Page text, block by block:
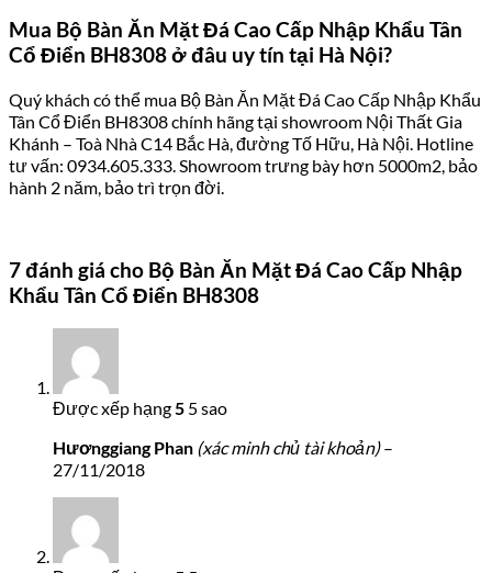
Mua Bộ Bàn Ăn Mặt Đá Cao Cấp Nhập Khẩu Tân
Cổ Điển BH8308 ở đâu uy tín tại Hà Nội?
Quý khách có thể mua Bộ Bàn Ăn Mặt Đá Cao Cấp Nhập Khẩu
Tân Cổ Điển BH8308 chính hãng tại showroom Nội Thất Gia
Khánh – Toà Nhà C14 Bắc Hà, đường Tố Hữu, Hà Nội. Hotline
tư vấn: 0934.605.333. Showroom trưng bày hơn 5000m2, bảo
hành 2 năm, bảo trì trọn đời.
7 đánh giá cho Bộ Bàn Ăn Mặt Đá Cao Cấp Nhập
Khẩu Tân Cổ Điển BH8308
Được xếp hạng5 5 sao
Hươnggiang Phan (xác minh chủ tài khoản) –
27/11/2018